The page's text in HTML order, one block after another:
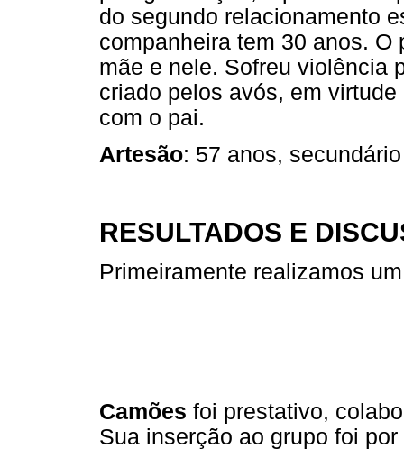
do segundo relacionamento
companheira tem 30 anos.
mãe e nele. Sofreu violência
criado pelos avós, em
com o pai.
Artesão: 57 anos,
RESULTADOS E
Primeiramente realizamos
Camões foi prestativo,
Sua inserção ao grupo foi